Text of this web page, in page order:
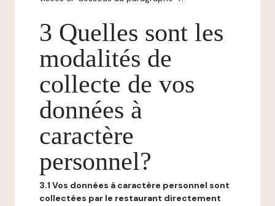
3 Quelles sont les
modalités de
collecte de vos
données à
caractère
personnel?
3.1 Vos données à caractère personnel sont
collectées par le restaurant directement